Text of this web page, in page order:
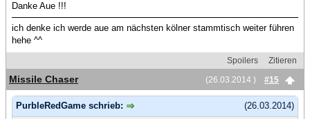
Danke Aue !!!
ich denke ich werde aue am nächsten kölner stammtisch weiter führen
hehe ^^
Spoilers
Zitieren
(26.03.2014 )
#15
Missile Chaser
(26.03.2014)
PurbleRedGame schrieb: